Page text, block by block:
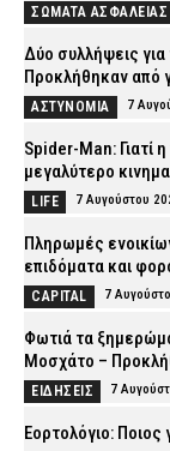
ΣΩΜΑΤΑ ΑΣΦΑΛΕΙΑΣ
Δύο συλλήψεις
Προκλήθηκαν από
ΑΣΤΥΝΟΜΙΑ 7
Spider-Man: Γιατί
μεγαλύτερο
LIFE 7 Αυγούστου
Πληρωμές
επιδόματα και
CAPITAL 7
Φωτιά τα
Μοσχάτο –
ΕΙΔΗΣΕΙΣ 7
Εορτολόγιο: